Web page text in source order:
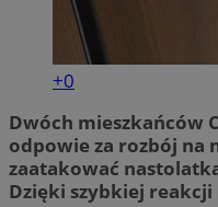
+0
Dwóch mieszkańców
odpowie za rozbój na
zaatakować
Dzięki szybkiej